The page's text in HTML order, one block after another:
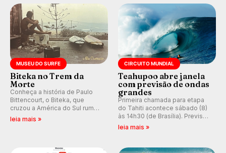
prática em esporte e indústria.
MUSEU DO SURFE
Biteka no Trem da
Morte
Conheça a história de Paulo
Bittencourt, o Biteka, que
cruzou a América do Sul rumo
ao Pacífico em uma jornada
leia mais »
CIRCUITO MUNDIAL
Teahupoo abre janela
com previsão de ondas
grandes
Primeira chamada para etapa
do Tahiti acontece sábado (8)
às 14h30 (de Brasília). Previsão
indica swell consistente.
Kelly Slater convidado.
leia mais »